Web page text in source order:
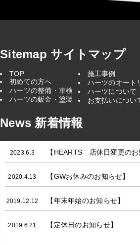
Sitemap サイトマップ
TOP
初めての方へ
ハーツの整備・車検
ハーツの鈑金・塗装
施工事例
ハーツのオート
ハーツについて
お支払いについ
News 新着情報
2023.6.3 【HEARTS 店休日変更のお
2020.4.13 【GWお休みのお知らせ】
2019.12.12 【年末年始のお知らせ】
2019.6.21 【定休日のお知らせ】